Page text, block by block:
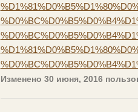
Изменено 30 июня, 2016